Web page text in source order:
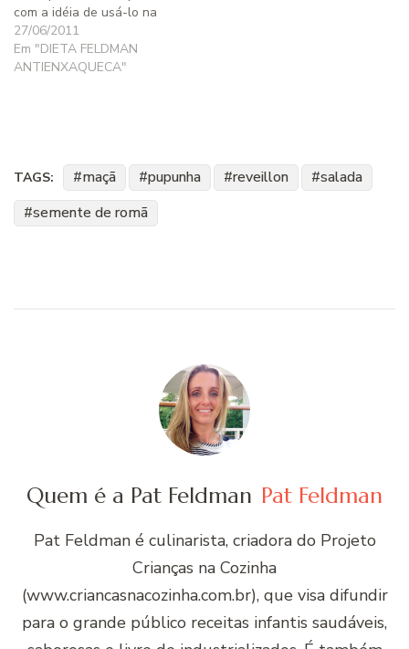
com a idéia de usá-lo na
minha receita de Spaghetti
de Pupunha com Pesto, mas
os dias foram passando e a
27/06/2011
Em "DIETA FELDMAN
ANTIENXAQUECA"
TAGS: maçã pupunha reveillon
salada
semente de romã
Quem é a Pat Feldman Pat Feldman
Pat Feldman é culinarista, criadora do Projeto
Crianças na Cozinha
(www.criancasnacozinha.com.br), que visa difundir
para o grande público receitas infantis saudáveis,